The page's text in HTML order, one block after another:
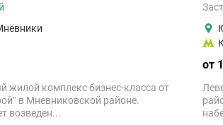
жилой комплекс бизнес-класса от
в Мневниковской районе.
возведен...
от